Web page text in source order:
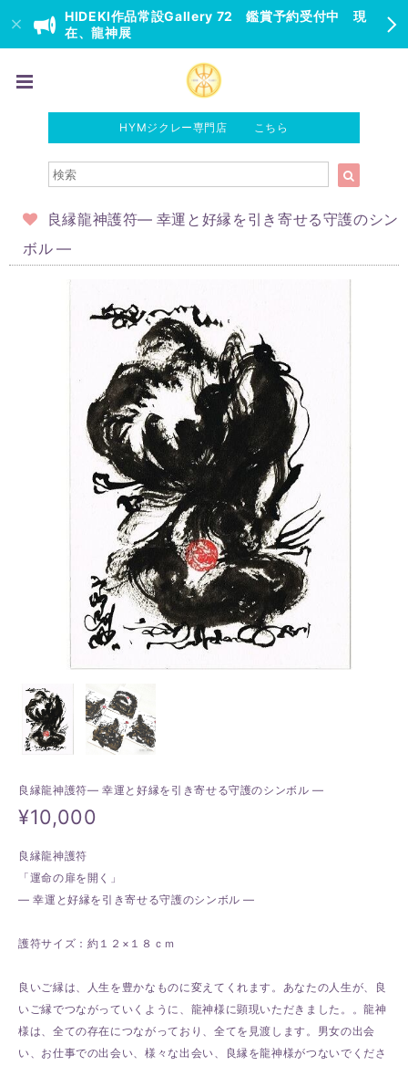
HIDEKI作品常設Gallery 72 鑑賞予約受付中 現
在、龍神展
HYMジクレー専門店 こちら
良縁龍神護符― 幸運と好縁を引き寄せる守護のシン
ボル ―
良縁龍神護符― 幸運と好縁を引き寄せる守護のシンボル ―
¥10,000
良縁龍神護符
「運命の扉を開く」
― 幸運と好縁を引き寄せる守護のシンボル ―
護符サイズ：約１２×１８ｃｍ
良いご縁は、人生を豊かなものに変えてくれます。あなたの人生が、良
いご縁でつながっていくように、龍神様に顕現いただきました。。龍神
様は、全ての存在につながっており、全てを見渡します。男女の出会
い、お仕事での出会い、様々な出会い、良縁を龍神様がつないでくださ